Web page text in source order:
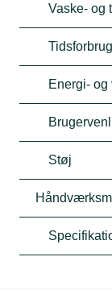
Vaske- og
Tidsforbrug
Energi- og
Støj